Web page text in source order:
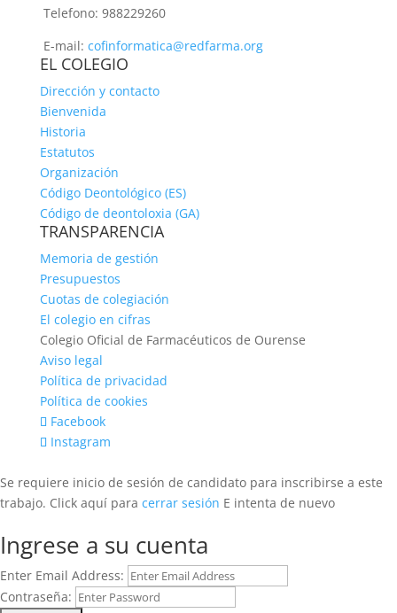
Telefono: 988229260
E-mail: cofinformatica@redfarma.org
EL COLEGIO
Dirección y contacto
Bienvenida
Historia
Estatutos
Organización
Código Deontológico (ES)
Código de deontoloxia (GA)
TRANSPARENCIA
Memoria de gestión
Presupuestos
Cuotas de colegiación
El colegio en cifras
Colegio Oficial de Farmacéuticos de Ourense
Aviso legal
Política de privacidad
Política de cookies
Facebook
Instagram
Se requiere inicio de sesión de candidato para inscribirse a este
trabajo. Click aquí para cerrar sesión E intenta de nuevo
Ingrese a su cuenta
Enter Email Address:
Contraseña: